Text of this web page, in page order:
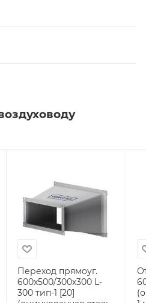
Переход прямоуг.
600х500/300х300 L-
300 тип-1 [20]